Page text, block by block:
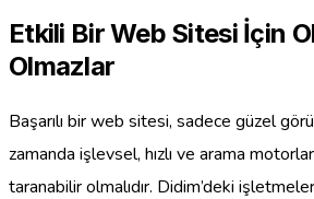
Etkili Bir Web Sitesi İçin
Olmazlar
Başarılı bir web sitesi, sadece güzel
zamanda işlevsel, hızlı ve arama
taranabilir olmalıdır. Didim’deki